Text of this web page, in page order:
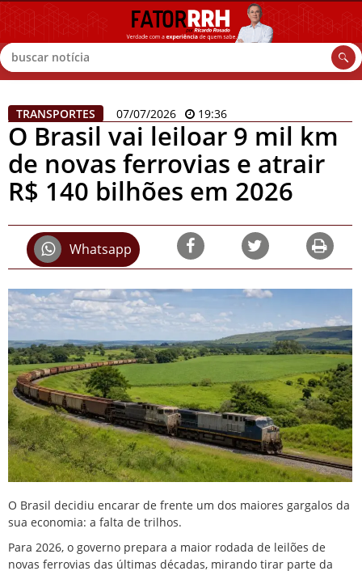
Buscar
TRANSPORTES 07/07/2026 19:36
O Brasil vai leiloar 9 mil km
de novas ferrovias e atrair
R$ 140 bilhões em 2026
Whatsapp
O Brasil decidiu encarar de frente um dos maiores gargalos da
sua economia: a falta de trilhos.
Para 2026, o governo prepara a maior rodada de leilões de
novas ferrovias das últimas décadas, mirando tirar parte da